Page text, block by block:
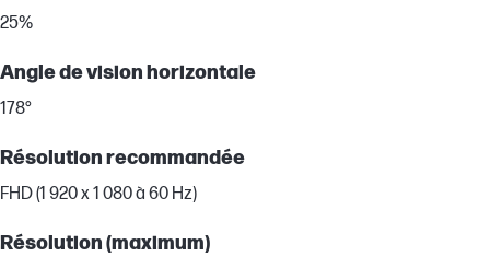
25%
Angle de vision horizontale
178°
Résolution recommandée
FHD (1 920 x 1 080 à 60 Hz)
Résolution (maximum)